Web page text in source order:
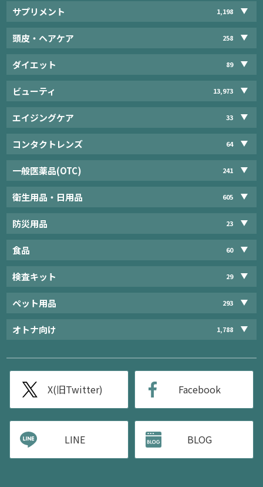
サプリメント 1,198
頭皮・ヘアケア 258
ダイエット 89
ビューティ 13,973
エイジングケア 33
コンタクトレンズ 64
一般医薬品(OTC) 241
衛生用品・日用品 605
防災用品 23
食品 60
検査キット 29
ペット用品 293
オトナ向け 1,788
X(旧Twitter) Facebook
LINE BLOG